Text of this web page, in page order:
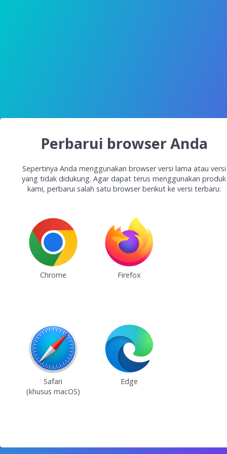
Perbarui browser Anda
Sepertinya Anda menggunakan browser versi lama atau versi
yang tidak didukung. Agar dapat terus menggunakan produk
kami, perbarui salah satu browser berikut ke versi terbaru:
Chrome Firefox
Safari
(khusus macOS)
Edge